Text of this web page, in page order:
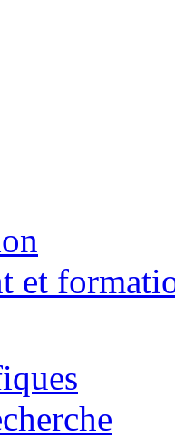
et